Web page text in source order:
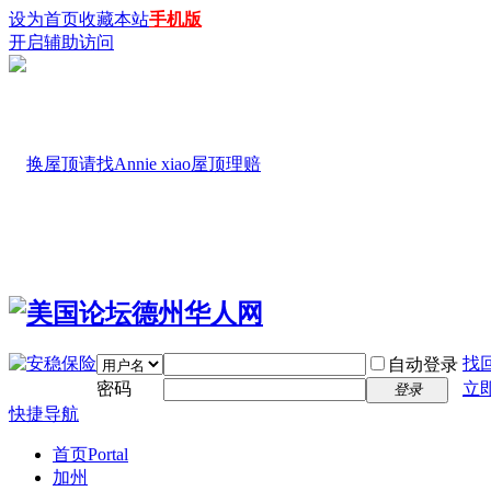
设为首页收藏本站手机版
开启辅助访问
自动登录 找
密码
登录
立
快捷导航
首页Portal
加州